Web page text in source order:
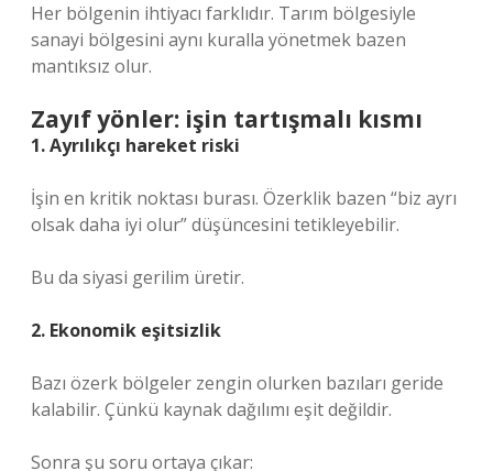
Her bölgenin ihtiyacı farklıdır. Tarım bölgesiyle
sanayi bölgesini aynı kuralla yönetmek bazen
mantıksız olur.
Zayıf yönler: işin tartışmalı kısmı
1. Ayrılıkçı hareket riski
İşin en kritik noktası burası. Özerklik bazen “biz ayrı
olsak daha iyi olur” düşüncesini tetikleyebilir.
Bu da siyasi gerilim üretir.
2. Ekonomik eşitsizlik
Bazı özerk bölgeler zengin olurken bazıları geride
kalabilir. Çünkü kaynak dağılımı eşit değildir.
Sonra şu soru ortaya çıkar: